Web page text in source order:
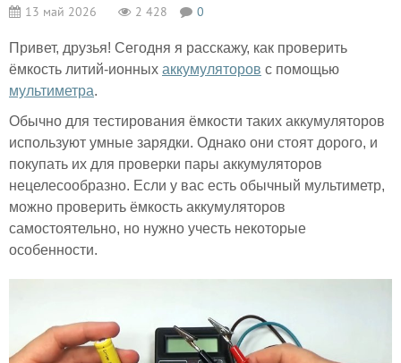
13 май 2026 2 428 0
Привет, друзья! Сегодня я расскажу, как проверить
ёмкость литий-ионных аккумуляторов с помощью
мультиметра.
Обычно для тестирования ёмкости таких аккумуляторов
используют умные зарядки. Однако они стоят дорого, и
покупать их для проверки пары аккумуляторов
нецелесообразно. Если у вас есть обычный мультиметр,
можно проверить ёмкость аккумуляторов
самостоятельно, но нужно учесть некоторые
особенности.